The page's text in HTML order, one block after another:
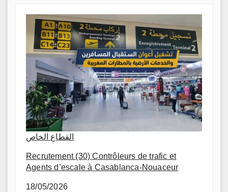
القطاع الخاص
Recrutement (30) Contrôleurs de trafic et
Agents d’escale à Casablanca-Nouaceur
18/05/2026